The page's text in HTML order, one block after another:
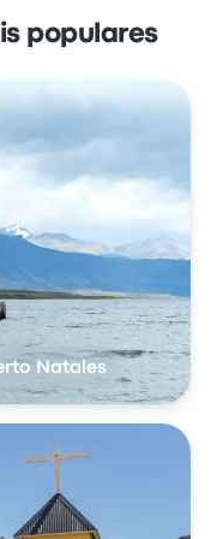
populares
Natales